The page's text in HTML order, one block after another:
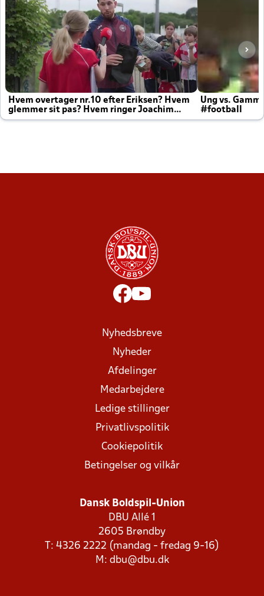
Hvem overtager nr.10 efter Eriksen? Hvem
glemmer sit pas? Hvem ringer Joachim
altid til efter kampe?
Ung vs.
#football
Nyhedsbreve
Nyheder
Afdelinger
Medarbejdere
Ledige stillinger
Privatlivspolitik
Cookiepolitik
Betingelser og vilkår
Dansk Boldspil-Union
DBU Allé 1
2605 Brøndby
T: 4326 2222 (mandag - fredag 9-16)
M: dbu@dbu.dk